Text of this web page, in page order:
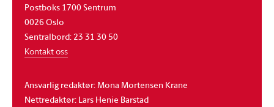
Postboks 1700 Sentrum
0026 Oslo
Sentralbord: 23 31 30 50
Kontakt oss
Ansvarlig redaktør: Mona Mortensen Krane
Nettredaktør: Lars Henie Barstad